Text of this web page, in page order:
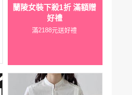
蘭陵女裝下殺1折 滿額贈
好禮
滿2188元送好禮